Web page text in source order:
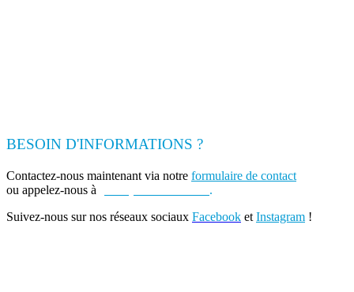
BESOIN D'INFORMATIONS ?
Contactez-nous maintenant via notre formulaire de contact
ou appelez-nous à
.
Suivez-nous sur nos réseaux sociaux Facebook et Instagram !